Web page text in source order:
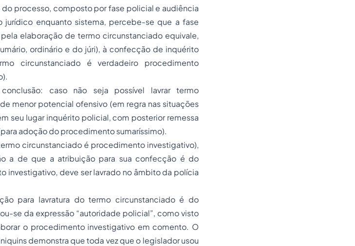
processo, composto por fase policial e audiência
jurídico enquanto sistema, percebe-se que a fase
elaboração de termo circunstanciado equivale,
ordinário e do júri), à confecção de inquérito
circunstanciado é verdadeiro procedimento
caso não seja possível lavrar termo
menor potencial ofensivo (em regra nas situações
seu lugar inquérito policial, com posterior remessa
adoçãodo procedimento sumaríssimo).
circunstanciado é procedimento investigativo),
a de que a atribuição para sua confecção é do
investigativo, deve ser lavrado no âmbito da polícia
para lavratura do termo circunstanciado é do
se da expressão “autoridade policial”, como visto
o procedimento investigativo em comento. O
demonstra que toda vez que o legislador usou